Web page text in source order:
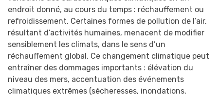
endroit donné, au cours du temps : réchauffement ou
refroidissement. Certaines formes de pollution de l’air,
résultant d’activités humaines, menacent de modifier
sensiblement les climats, dans le sens d’un
réchauffement global. Ce changement climatique peut
entraîner des dommages importants : élévation du
niveau des mers, accentuation des événements
climatiques extrêmes (sécheresses, inondations,